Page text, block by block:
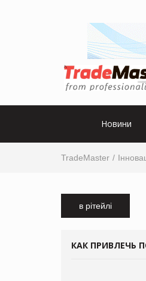
Новини
TradeMaster
в рітейлі
КАК ПРИВЛЕЧЬ